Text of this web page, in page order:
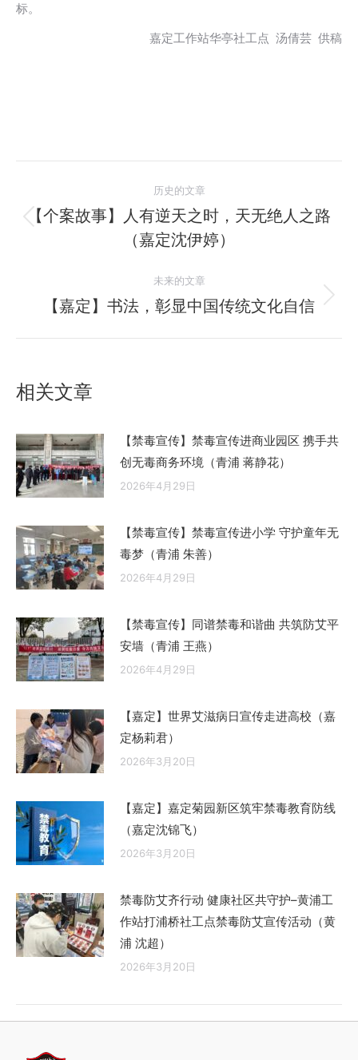
标。
嘉定工作站华亭社工点 汤倩芸 供稿
章
历史的文章
历
史
章：
【个案故事】人有逆天之时，天无绝人之路
（嘉定沈伊婷）
未来的文章
未
【嘉定】书法，彰显中国传统文化自信
相关文章
【禁毒宣传】禁毒宣传进商业园区 携手共
创无毒商务环境（青浦 蒋静花）
2026年4月29日
【禁毒宣传】禁毒宣传进小学 守护童年无
毒梦（青浦 朱善）
2026年4月29日
【禁毒宣传】同谱禁毒和谐曲 共筑防艾平
安墙（青浦 王燕）
2026年4月29日
【嘉定】世界艾滋病日宣传走进高校（嘉
定杨莉君）
2026年3月20日
【嘉定】嘉定菊园新区筑牢禁毒教育防线
（嘉定沈锦飞）
2026年3月20日
禁毒防艾齐行动 健康社区共守护–黄浦工
作站打浦桥社工点禁毒防艾宣传活动（黄
浦 沈超）
2026年3月20日